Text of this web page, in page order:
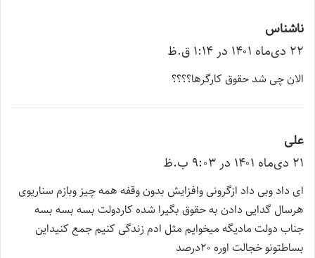
ناشناس
ف
ت
۲۲ دی‌ماه ۱۴۰۱ در ۱:۱۴ ق.ظ
الان چی شد حقوق کارگرها؟؟؟؟
علی
ف
ت
:
۲۱ دی‌ماه ۱۴۰۱ در ۹:۰۳ ب.ظ
ای داد وبی داد ازگرونی وافزایش بدون وقفه همه چیز وبازم سناریوی
هرسال گدایی دادن به حقوق بگیرا شده کاردولت بسه بسه بسه
جناب دولت مادیگه میخوایم مثل ادم زندگی کنیم جمع کنیداین
بساطتونو خجالت اوره ۲۰درصد